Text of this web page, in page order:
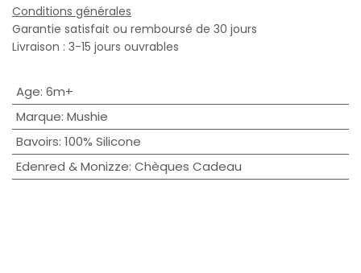
Conditions générales
Garantie satisfait ou remboursé de 30 jours
Livraison : 3-15 jours ouvrables
Age: 6m+
Marque: Mushie
Bavoirs: 100% Silicone
Edenred & Monizze: Chèques Cadeau